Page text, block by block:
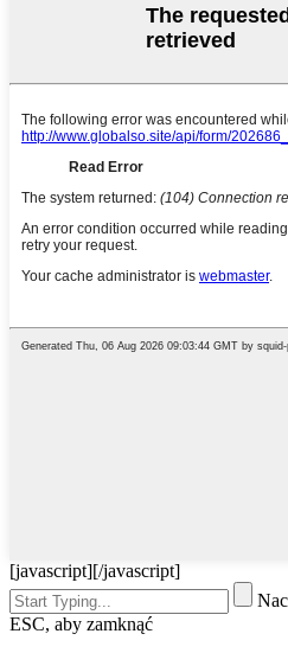
[javascript][/javascript]
ESC, aby zamknąć